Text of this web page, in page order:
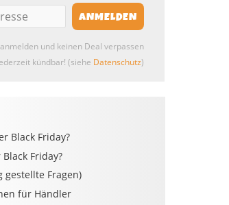
und keinen Deal verpassen
kündbar! (siehe Datenschutz)
Black Friday?
Friday?
gestellte Fragen)
für Händler